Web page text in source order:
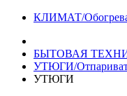
КЛИМАТ/
БЫТОВАЯ
УТЮГИ/
УТЮГИ